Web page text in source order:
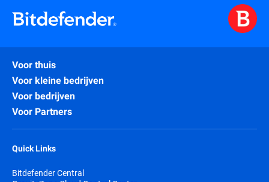
Voor thuis
Voor kleine bedrijven
Voor bedrijven
Voor Partners
Quick Links
Bitdefender Central